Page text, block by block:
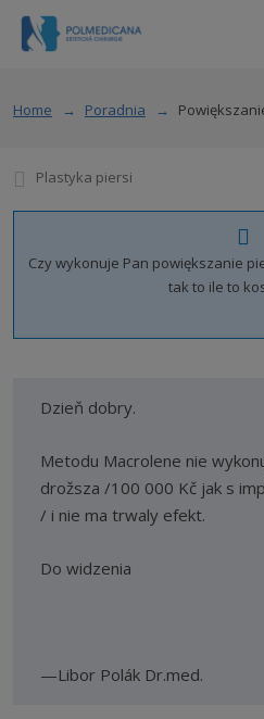
Home Poradnia
Plastyka piersi
Czy wykonuje Pan powiększanie
tak to ile to
Dzieň dobry.
Metodu Macrolene nie
drožsza /100 000 Kč jak s
/ i nie ma trwaly efekt.
Do widzenia
Libor Polák Dr.med.